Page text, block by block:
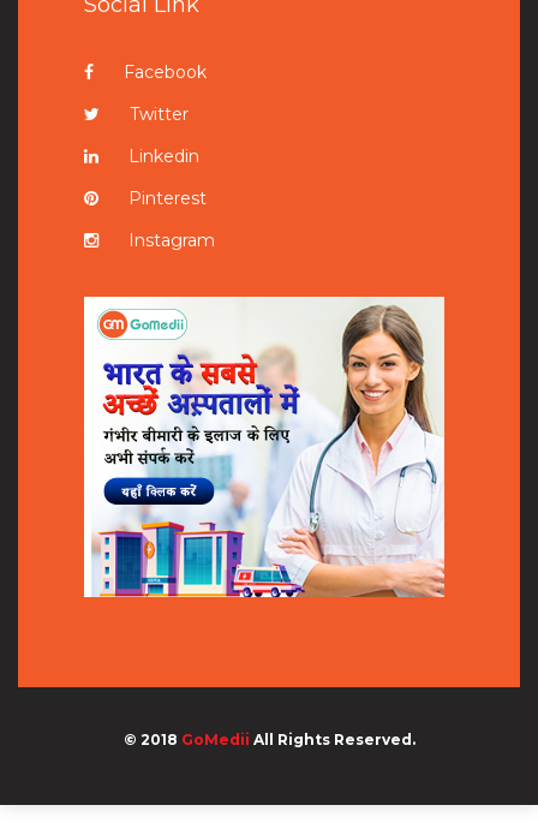
Facebook
Twitter
Linkedin
Pinterest
Instagram
© 2018 GoMedii All Rights Reserved.